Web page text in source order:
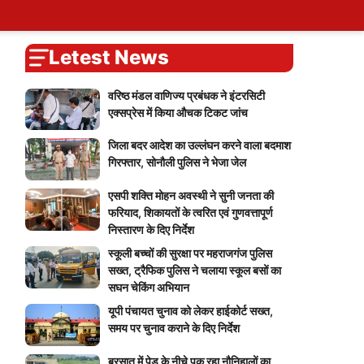
Letest News
वरिष्ठ मंडल वाणिज्य प्रबंधक ने इंटरसिटी
एक्सप्रेस में किया औचक टिकट जांच
जिला बदर आदेश का उल्लंघन करने वाला बदमाश
गिरफ्तार, सोनौली पुलिस ने भेजा जेल
एसपी शक्ति मोहन अवस्थी ने सुनी जनता की
फरियाद, शिकायतों के त्वरित एवं गुणवत्तापूर्ण
निस्तारण के दिए निर्देश
स्कूली बच्चों की सुरक्षा पर महराजगंज पुलिस
सख्त, ट्रैफिक पुलिस ने चलाया स्कूल बसों का
सघन चेकिंग अभियान
यूपी पंचायत चुनाव को लेकर हाईकोर्ट सख्त,
समय पर चुनाव कराने के दिए निर्देश
बरसात में पेड़ के नीचे पक रहा नौनिहालों का